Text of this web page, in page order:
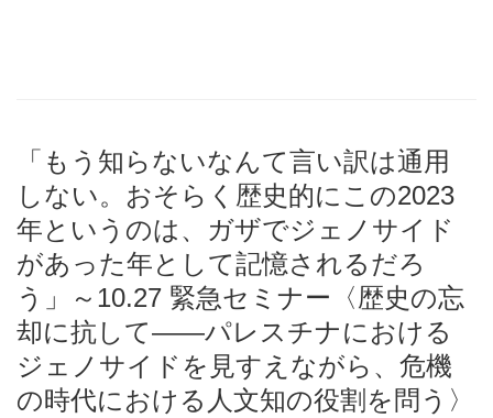
「もう知らないなんて言い訳は通用
しない。おそらく歴史的にこの2023
年というのは、ガザでジェノサイド
があった年として記憶されるだろ
う」～10.27 緊急セミナー〈歴史の忘
却に抗して――パレスチナにおける
ジェノサイドを見すえながら、危機
の時代における人文知の役割を問う〉